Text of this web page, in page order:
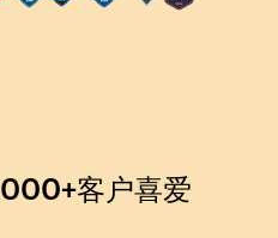
客户喜爱